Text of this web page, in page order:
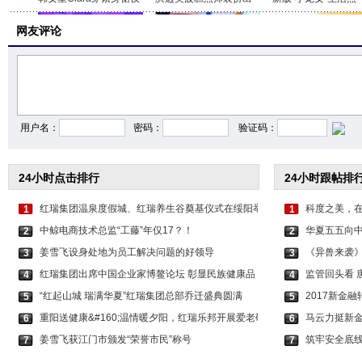
网友评论
用户名： 密码： 验证码：
24小时点击排行
1
红瑞集团温泉度假城、红瑞养生谷奠基仪式在绥阳举
2
中鲸电商技术总监“工藤”年仅17？！
3
姜雪飞设身处地为员工解决问题的好领导
4
红瑞集团出席中国企业家博鳌论坛 彰显民族健康品
5
“红起山城 瑞满华夏”红瑞集团总部乔迁盛典圆满
6
重阳送健康&#160;温情暖夕阳，红瑞乐邦开展爱老敬
7
姜雪飞获江门市颁发“荣誉市民”称号
24小时跟帖排
1
科度之美，
2
华夏五五向
3
《异兽来袭
4
监管回头看
5
2017新金融
6
马云力挺新
7
筑牢安全底